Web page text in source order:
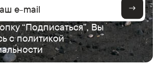
“Подписаться”, Вы
сполитикой